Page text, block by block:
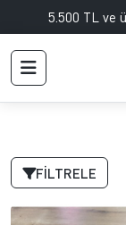
5.500 TL ve
FILTRELE